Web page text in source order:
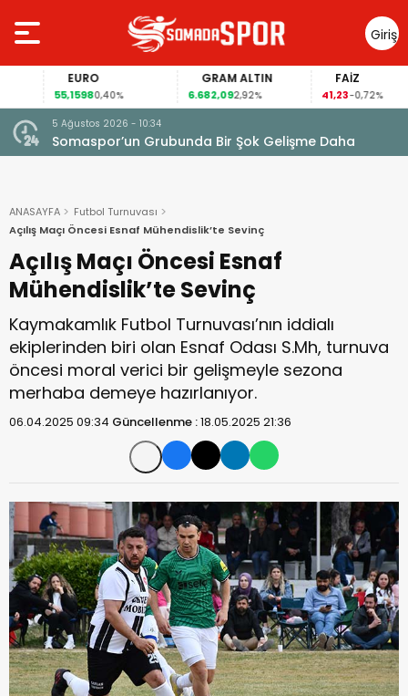
Giriş
Yap
EURO
55,15980,40%
GRAM ALTIN
6.682,092,92%
FAİZ
41,23-0,72%
5 Ağustos 2026 - 10:34
Somaspor’un Grubunda Bir Şok Gelişme Daha
ANASAYFA
Futbol Turnuvası
Açılış Maçı Öncesi Esnaf Mühendislik’te Sevinç
Açılış Maçı Öncesi Esnaf
Mühendislik’te Sevinç
Kaymakamlık Futbol Turnuvası’nın iddialı
ekiplerinden biri olan Esnaf Odası S.Mh, turnuva
öncesi moral verici bir gelişmeyle sezona
merhaba demeye hazırlanıyor.
06.04.2025 09:34 Güncellenme :18.05.2025 21:36